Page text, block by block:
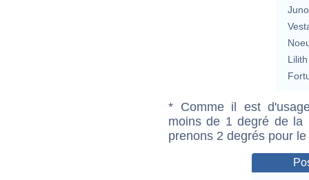
Lilith
* Comme il est
moins de 1 degré de la
prenons 2 degrés pour